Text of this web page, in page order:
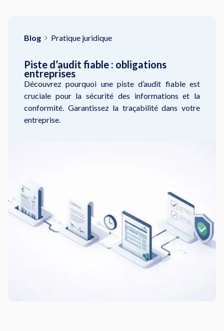
Blog Pratique juridique
Piste d’audit fiable : obligations
entreprises
Découvrez pourquoi une piste d’audit fiable est
cruciale pour la sécurité des informations et la
conformité. Garantissez la traçabilité dans votre
entreprise.